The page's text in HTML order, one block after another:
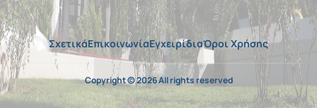
ΣχετικάΕπικοινωνίαΕγχειρίδιαΌροι Χρήσης
Copyright © 2026 All rights reserved